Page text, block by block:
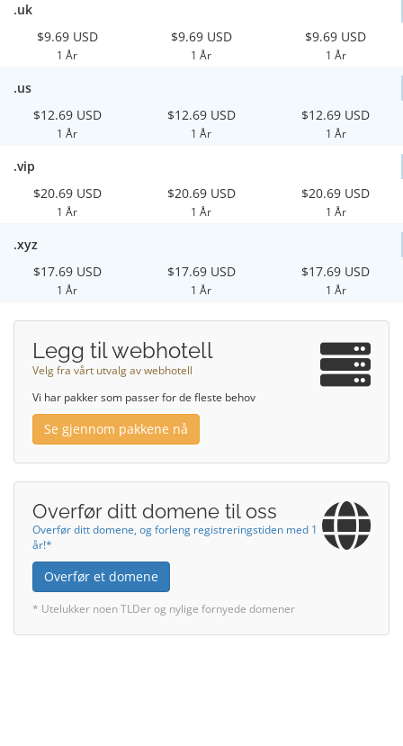
.uk
$9.69 USD
1 År
$9.69 USD
1 År
$9.69 USD
1 År
.us
$12.69 USD
1 År
$12.69 USD
1 År
$12.69 USD
1 År
.vip
$20.69 USD
1 År
$20.69 USD
1 År
$20.69 USD
1 År
.xyz
$17.69 USD
1 År
$17.69 USD
1 År
$17.69 USD
1 År
Legg til webhotell
Velg fra vårt utvalg av webhotell
Vi har pakker som passer for de fleste behov
Se gjennom pakkene nå
Overfør ditt domene til oss
Overfør ditt domene, og forleng registreringstiden med 1
år!*
Overfør et domene
* Utelukker noen TLDer og nylige fornyede domener